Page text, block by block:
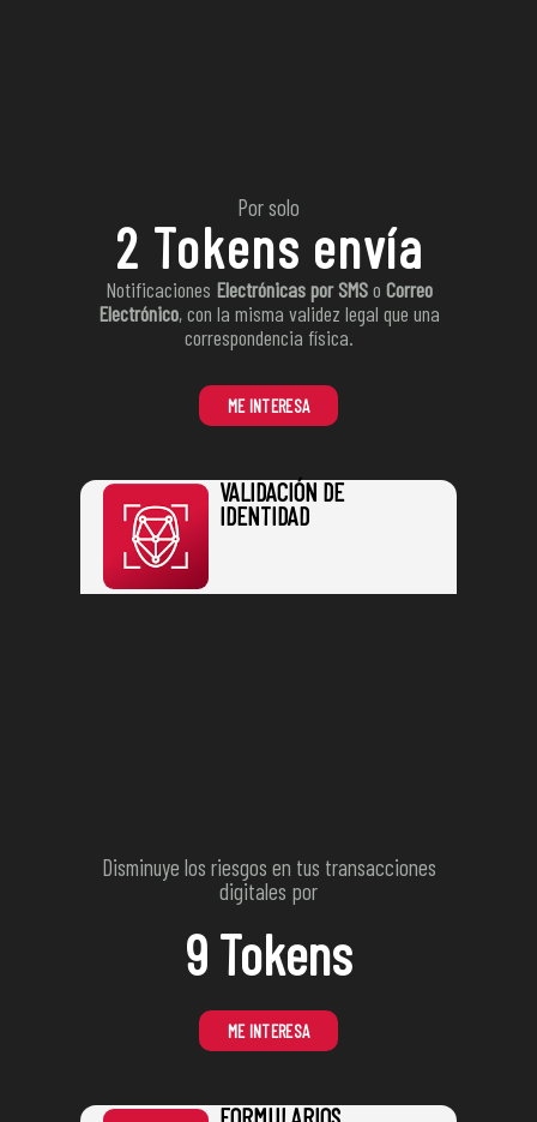
Por solo
2 Tokens envía
Notificaciones Electrónicas por SMSo Correo
Electrónico, con la misma validez legal que una
correspondencia física.
ME INTERESA
VALIDACIÓN DE
IDENTIDAD
Disminuye los riesgos en tus transacciones
digitales por
9 Tokens
ME INTERESA